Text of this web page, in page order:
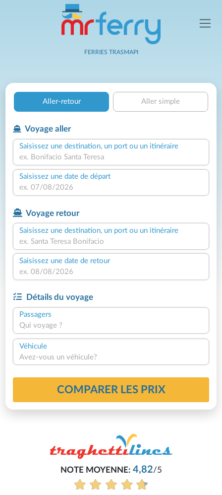
FERRIES TRASMAPI
Aller-retour Aller simple
Voyage aller
Saisissez une destination, un port ou un itinéraire
Saisissez une date de départ
Voyage retour
Saisissez une destination, un port ou un itinéraire
Saisissez une date de retour
Détails du voyage
Passagers
Qui voyage ?
Véhicule
Avez-vous un véhicule?
COMPARER LES PRIX
NOTE MOYENNE:4,82/5